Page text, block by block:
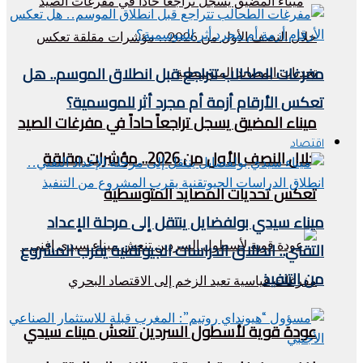
ميناء المضيق يسجل تراجعاً حاداً في مفرغات الصيد
خلال النصف الأول من 2026.. مؤشرات مقلقة
تعكس تحديات المصايد المتوسطية
عودة قوية لأسطول السردين تنعش ميناء سيدي
مفرغات الطحالب تتراجع قبل انطلاق الموسم.. هل
تعكس الأرقام أزمة أم مجرد أثر للموسمية؟
اقتصاد
ميناء سيدي بولفضايل ينتقل إلى مرحلة الإعداد
التقني.. انطلاق الدراسات الجيوتقنية يقرب المشروع
من التنفيذ